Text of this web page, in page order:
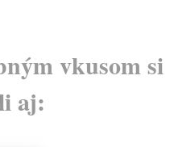
vkusom si
aj: